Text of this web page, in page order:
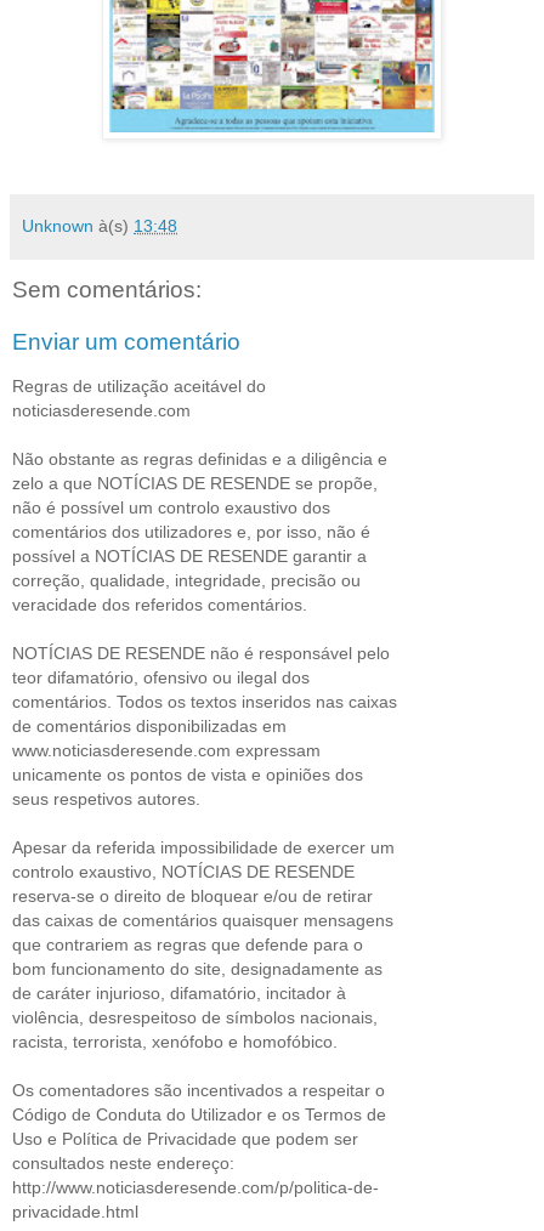
Unknown à(s) 13:48
Sem comentários:
Enviar um comentário
Regras de utilização aceitável do
noticiasderesende.com
Não obstante as regras definidas e a diligência e
zelo a que NOTÍCIAS DE RESENDE se propõe,
não é possível um controlo exaustivo dos
comentários dos utilizadores e, por isso, não é
possível a NOTÍCIAS DE RESENDE garantir a
correção, qualidade, integridade, precisão ou
veracidade dos referidos comentários.
NOTÍCIAS DE RESENDE não é responsável pelo
teor difamatório, ofensivo ou ilegal dos
comentários. Todos os textos inseridos nas caixas
de comentários disponibilizadas em
www.noticiasderesende.com expressam
unicamente os pontos de vista e opiniões dos
seus respetivos autores.
Apesar da referida impossibilidade de exercer um
controlo exaustivo, NOTÍCIAS DE RESENDE
reserva-se o direito de bloquear e/ou de retirar
das caixas de comentários quaisquer mensagens
que contrariem as regras que defende para o
bom funcionamento do site, designadamente as
de caráter injurioso, difamatório, incitador à
violência, desrespeitoso de símbolos nacionais,
racista, terrorista, xenófobo e homofóbico.
Os comentadores são incentivados a respeitar o
Código de Conduta do Utilizador e os Termos de
Uso e Política de Privacidade que podem ser
consultados neste endereço:
http://www.noticiasderesende.com/p/politica-de-
privacidade.html